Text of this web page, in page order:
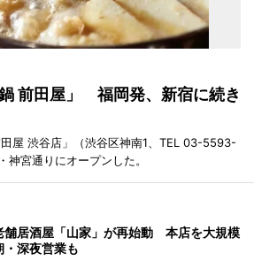
前田屋」 福岡発、新宿に続き
屋 渋谷店」（渋谷区神南1、TEL 03-5593-
宮通りにオープンした。
舗居酒屋「山家」が再始動 本店を大規模
・深夜営業も